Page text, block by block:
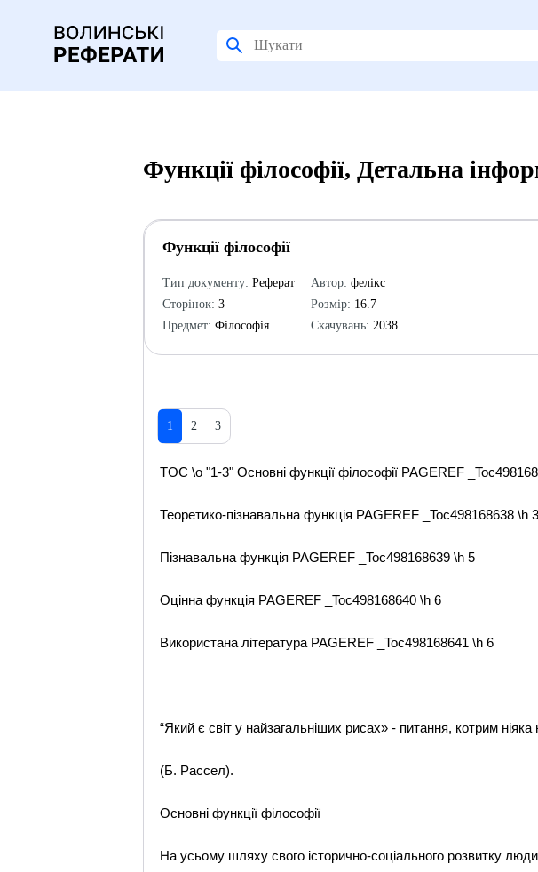
Функції філософії, Детальна
Функції філософії
Тип документу: Реферат
Сторінок: 3
Предмет: Філософія
Автор: фелікс
Розмір: 16.7
Скачувань: 2038
1 2 3
TOC \o "1-3" Основні функції філософії PAGEREF
Теоретико-пізнавальна функція PAGEREF _Toc498168638 \h 3
Пізнавальна функція PAGEREF _Toc498168639 \h 5
Оцінна функція PAGEREF _Toc498168640 \h 6
Використана література PAGEREF _Toc498168641 \h 6
“Який є світ у найзагальніших рисах» - питання, котрим
(Б. Рассел).
Основні функції філософії
На усьому шляху свого історично-соціального розвитку